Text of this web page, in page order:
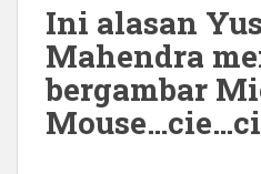
Ini alasan
Mahendra
bergambar